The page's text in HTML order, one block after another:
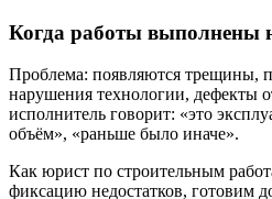
Когда работы выполнены
Проблема: появляются трещины,
нарушения технологии, дефекты
исполнитель говорит: «это
объём», «раньше было иначе».
Как юрист по строительным
фиксацию недостатков, готовим